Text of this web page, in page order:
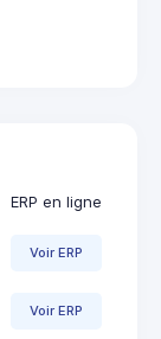
ERP en ligne
Voir ERP
Voir ERP